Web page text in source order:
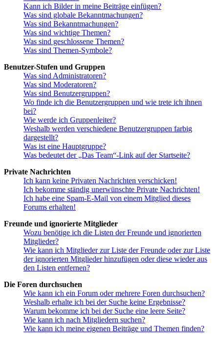
Kann ich Bilder in meine Beiträge einfügen?
Was sind globale Bekanntmachungen?
Was sind Bekanntmachungen?
Was sind wichtige Themen?
Was sind geschlossene Themen?
Was sind Themen-Symbole?
Benutzer-Stufen und Gruppen
Was sind Administratoren?
Was sind Moderatoren?
Was sind Benutzergruppen?
Wo finde ich die Benutzergruppen und wie trete ich ihnen
bei?
Wie werde ich Gruppenleiter?
Weshalb werden verschiedene Benutzergruppen farbig
dargestellt?
Was ist eine Hauptgruppe?
Was bedeutet der „Das Team“-Link auf der Startseite?
Private Nachrichten
Ich kann keine Privaten Nachrichten verschicken!
Ich bekomme ständig unerwünschte Private Nachrichten!
Ich habe eine Spam-E-Mail von einem Mitglied dieses
Forums erhalten!
Freunde und ignorierte Mitglieder
Wozu benötige ich die Listen der Freunde und ignorierten
Mitglieder?
Wie kann ich Mitglieder zur Liste der Freunde oder zur Liste
der ignorierten Mitglieder hinzufügen oder diese wieder aus
den Listen entfernen?
Die Foren durchsuchen
Wie kann ich ein Forum oder mehrere Foren durchsuchen?
Weshalb erhalte ich bei der Suche keine Ergebnisse?
Warum bekomme ich bei der Suche eine leere Seite?
Wie kann ich nach Mitgliedern suchen?
Wie kann ich meine eigenen Beiträge und Themen finden?